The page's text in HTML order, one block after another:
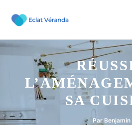
contenu
SA
Par Benjamin